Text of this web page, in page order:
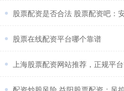
股票配资是否合法 股票配资吧：
​股票在线配资平台哪个靠谱
上海股票配资网站推荐，正规平